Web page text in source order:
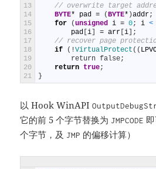
13
14
15
16
17
18
19
20
21
// overwrite target
BYTE* pad = (BYTE* )addr;
for
(unsigned i = 0; i <
pad [i = arr [i
;
// recover page
if
( !VirtualProtect ( (
return false;
return true;
}
以 Hook WinAPI
它的前 5 个字节替换为 JMPCODE
个字节，及 JMP 的偏移计算）